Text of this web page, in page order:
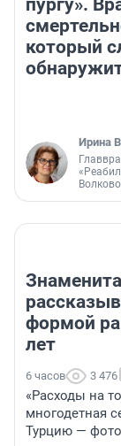
который
Ирина
формой
лет
6 часов 3 476
«Расходы на
многодетная
Турцию — фото